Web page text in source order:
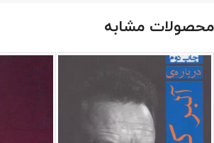
محصولات مشابه